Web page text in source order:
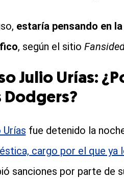
estaría pensando en
, según el sitio
Julio Urías:
Dodgers?
Urías fue detenido la
cargo por el que ya
sanciones por parte de